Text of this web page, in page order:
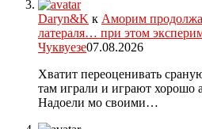
Daryn&K к Аморим
латераля… при этом
Чуквуезе07.08.2026
Хватит переоценивать
там играли и играют хорошо
Надоели мо своими…